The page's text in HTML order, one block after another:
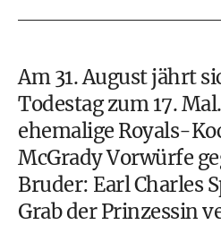
Am 31. August jährt
Todestag zum 17.
ehemalige Royals-
McGrady Vorwürfe
Bruder: Earl Charles
Grab der Prinzessin